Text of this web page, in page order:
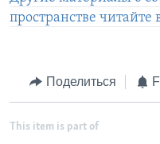
пространстве
Поделиться
This item is part of